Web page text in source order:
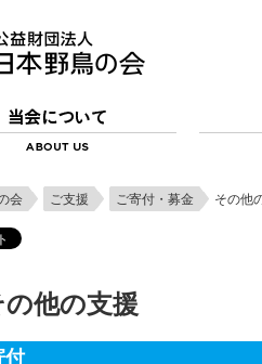
会 ご支援 ご寄付・募金 その他
の他の支援
付